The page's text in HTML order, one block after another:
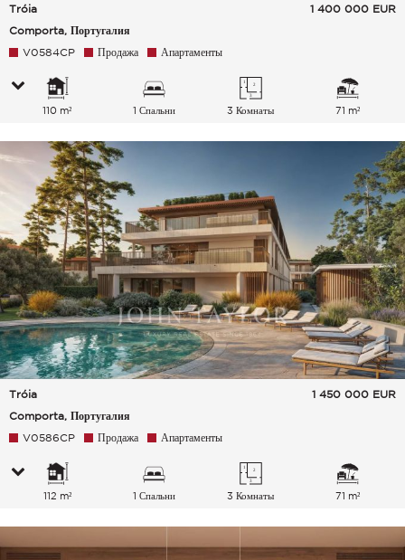
Tróia
Comporta, Португалия
1 400 000 EUR
V0584CP Продажа Апартаменты
110 m² 1 Спальни 3 Комнаты 71 m²
Tróia
Comporta, Португалия
1 450 000 EUR
V0586CP Продажа Апартаменты
112 m² 1 Спальни 3 Комнаты 71 m²